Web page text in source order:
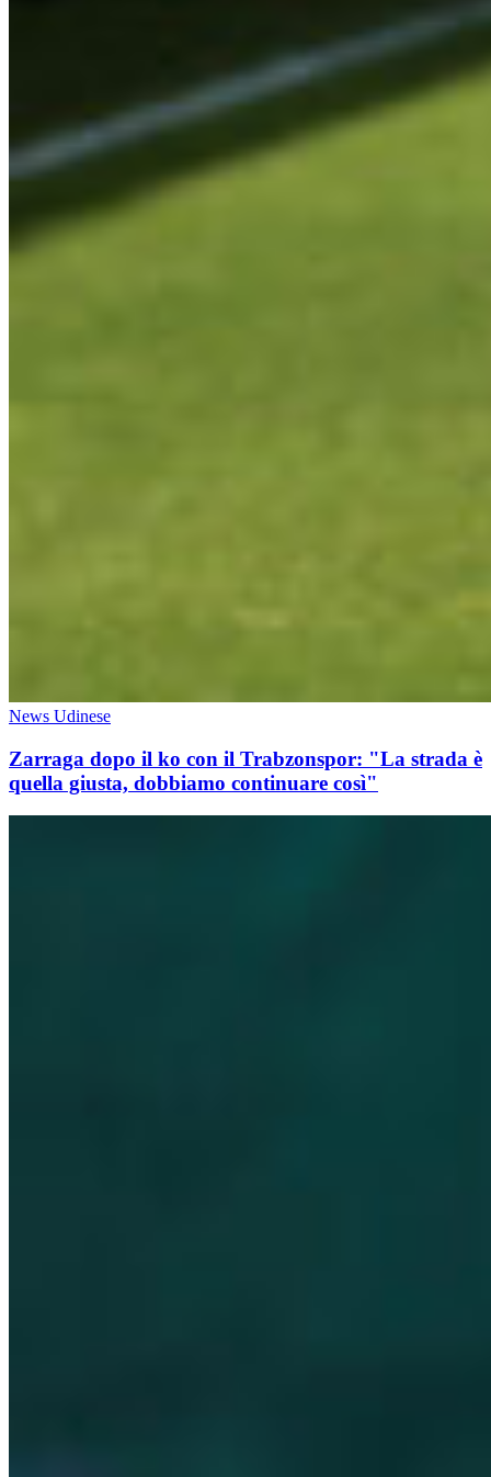
News Udinese
Zarraga dopo il ko con il Trabzonspor: "La strada è
quella giusta, dobbiamo continuare così"